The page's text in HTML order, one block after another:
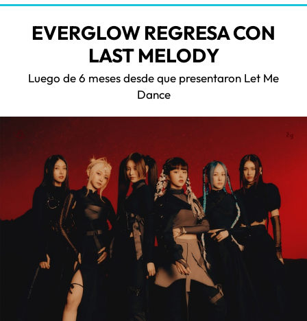
EVERGLOW REGRESA CON
LAST MELODY
Luego de 6 meses desde que presentaron Let Me
Dance